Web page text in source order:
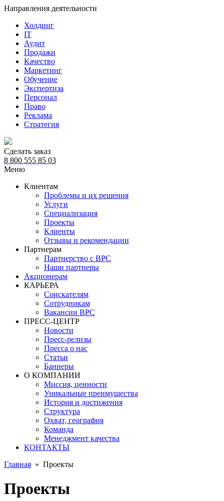
Направления деятельности
Холдинг
IT
Аудит
Продажи
Качество
Маркетинг
Обучение
Экспертиза
Персонал
Право
Реклама
Стратегия
Сделать заказ
8 800 555 85 03
Меню
Клиентам
Проблемы и их решения
Услуги
Специализация
Проекты
Клиенты
Отзывы и рекомендации
Партнерам
Партнерство с BPC
Наши партнеры
Акционерам
КАРЬЕРА
Соискателям
Сотрудникам
Вакансии BPC
ПРЕСС-ЦЕНТР
Новости
Пресс-релизы
Пресса о нас
Статьи
Баннеры
О КОМПАНИИ
Миссия, ценности
Уникальные преимущества
История и достижения
Структура
Охват, география
Команда
Менеджмент качества
КОНТАКТЫ
Главная » Проекты
Проекты